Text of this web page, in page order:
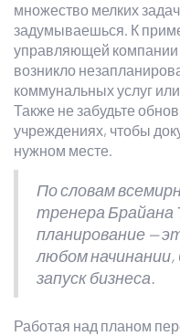
множество мелких
задумываешься. К
управляющей компании
возникло
коммунальных услуг
Также не забудьте
учреждениях, чтобы
нужном месте.
По словам
тренера Брайана
планирование —
любом начинании,
запуск бизнеса.
Работая над планом